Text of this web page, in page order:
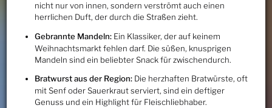
nicht nur von innen, sondern verströmt auch einen
herrlichen Duft, der durch die Straßen zieht.
Gebrannte Mandeln:Ein Klassiker, der auf keinem
Weihnachtsmarkt fehlen darf. Die süßen, knusprigen
Mandeln sind ein beliebter Snack für zwischendurch.
Bratwurst aus der Region:Die herzhaften Bratwürste, oft
mit Senf oder Sauerkraut serviert, sind ein deftiger
Genuss und ein Highlight für Fleischliebhaber.